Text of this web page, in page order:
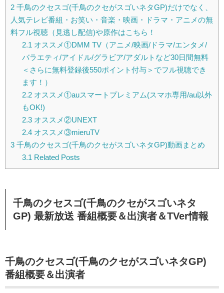
2 千鳥のクセスゴ(千鳥のクセがスゴいネタGP)だけでなく、
人気テレビ番組・お笑い・音楽・映画・ドラマ・アニメの無
料フル視聴（見逃し配信)や原作はこちら！
2.1オススメ①DMM TV（アニメ/映画/ドラマ/エンタメ/
バラエティ/アイドル/グラビア/アダルトなど30日間無料
＜さらに無料登録後550ポイント付与＞でフル視聴でき
ます！）
2.2オススメ①auスマートプレミアム(スマホ専用/au以外
もOK!)
2.3オススメ②UNEXT
2.4オススメ③mieruTV
3 千鳥のクセスゴ(千鳥のクセがスゴいネタGP)動画まとめ
3.1Related Posts
千鳥のクセスゴ(千鳥のクセがスゴいネタ
GP) 最新放送 番組概要＆出演者＆TVer情報
千鳥のクセスゴ(千鳥のクセがスゴいネタGP)
番組概要＆出演者